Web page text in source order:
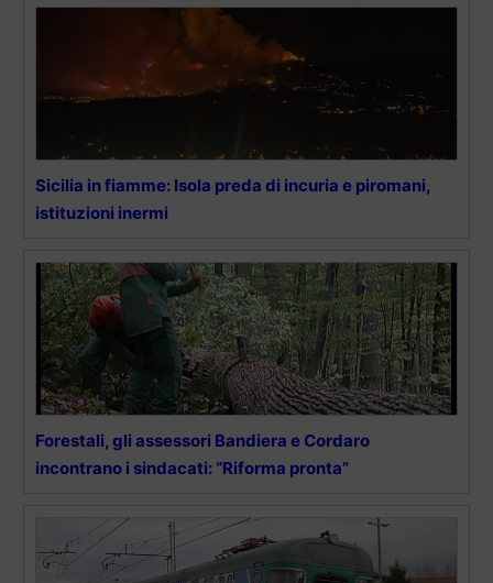
Sicilia in fiamme: Isola preda di incuria e piromani,
istituzioni inermi
Forestali, gli assessori Bandiera e Cordaro
incontrano i sindacati: “Riforma pronta”